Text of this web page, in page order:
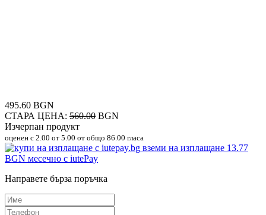
495.60 BGN
СТАРА ЦЕНА: 560.00 BGN
Изчерпан продукт
оценен с 2.00 от 5.00 от общо 86.00 гласа
вземи на изплащане 13.77
BGN месечно с iutePay
Направете бърза поръчка